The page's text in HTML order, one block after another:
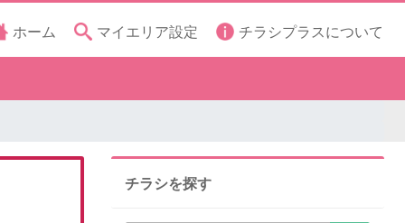
ホーム マイエリア設定 チラシプラスについて
チラシを探す